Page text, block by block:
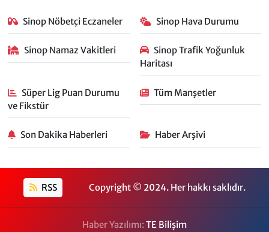
Sinop Nöbetçi Eczaneler Sinop Hava Durumu
Sinop Namaz Vakitleri
Sinop Trafik Yoğunluk
Haritası
Süper Lig Puan Durumu
ve Fikstür
Tüm Manşetler
Son Dakika Haberleri Haber Arşivi
RSS Copyright © 2024. Her hakkı saklıdır.
Haber Yazılımı:TE Bilişim